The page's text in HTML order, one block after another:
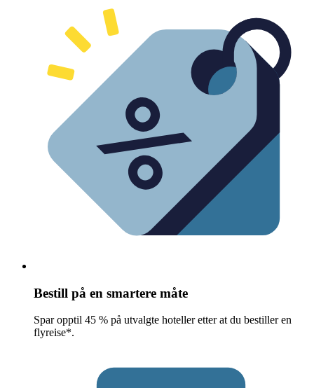
Bestill på en smartere måte
Spar opptil 45 % på utvalgte hoteller etter at du bestiller en
flyreise*.